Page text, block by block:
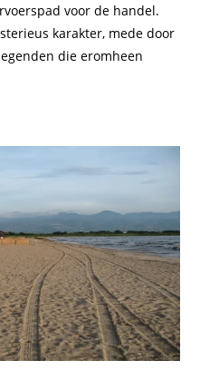
voor de handel.
karakter, mede door
die eromheen